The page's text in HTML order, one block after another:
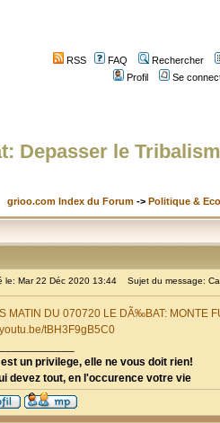
RSS FAQ
Rechercher
Profil
Se
Depasser le
grioo.com Index du Forum -> Politique &
le: Mar 22 Déc 2020 13:44 Sujet du message:
MATIN DU 070720 LE DÃ‰BAT: MONTE
tBH3F9gB5C0
est un privilege, elle ne vous doit rien!
devez tout, en l'occurence votre vie